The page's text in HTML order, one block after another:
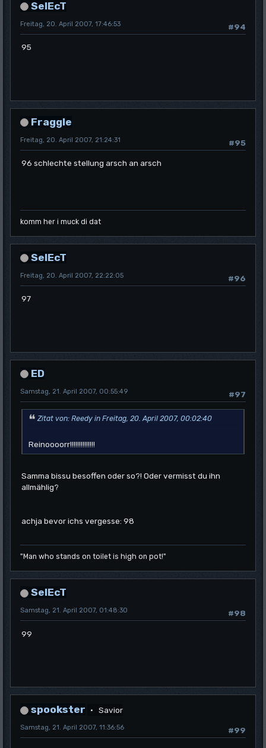
SelEcT
#94
Freitag, 20. April 2007, 17:46:53
95
Fraggle
#95
Freitag, 20. April 2007, 21:24:31
96 schlechte stellung arsch an arsch
komm her i muck di dat
SelEcT
#96
Freitag, 20. April 2007, 22:22:05
97
ED
#97
Samstag, 21. April 2007, 00:55:49
Zitat von: Reedy in Freitag, 20. April 2007, 00:02:40
Reinoooorr!!!!!!!!!!!!!!
Samma bissu besoffen oder so?! Oder vermisst du ihn
allmählig?
achja bevor ichs vergesse: 98
"Man who stands on toilet is high on pot!"
SelEcT
#98
Samstag, 21. April 2007, 01:48:30
99
spookster Savior
#99
Samstag, 21. April 2007, 11:36:56